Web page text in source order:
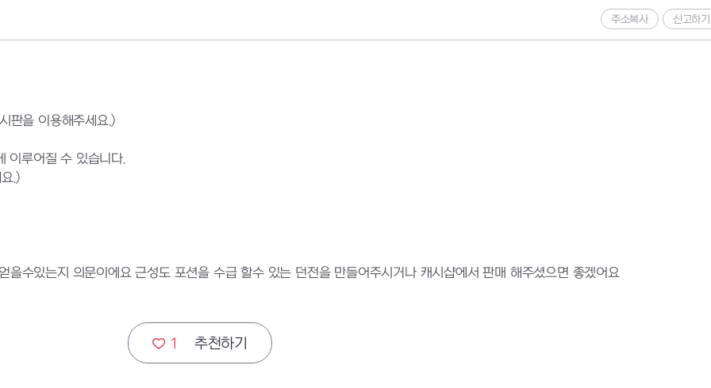
주소복사 신고하기
판을 이용해주세요.)
이루어질 수 있습니다.
.)
수있는지 의문이에요 근성도 포션을 수급 할수 있는 던전을 만들어주시거나 캐시샵에서 판매 해주셨으면 좋겠어요
1 추천하기